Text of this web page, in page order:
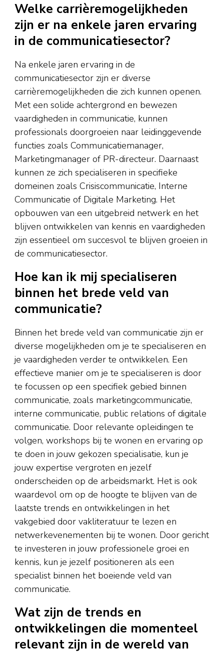
Welke carrièremogelijkheden
zijn er na enkele jaren ervaring
in de communicatiesector?
Na enkele jaren ervaring in de
communicatiesector zijn er diverse
carrièremogelijkheden die zich kunnen openen.
Met een solide achtergrond en bewezen
vaardigheden in communicatie, kunnen
professionals doorgroeien naar leidinggevende
functies zoals Communicatiemanager,
Marketingmanager of PR-directeur. Daarnaast
kunnen ze zich specialiseren in specifieke
domeinen zoals Crisiscommunicatie, Interne
Communicatie of Digitale Marketing. Het
opbouwen van een uitgebreid netwerk en het
blijven ontwikkelen van kennis en vaardigheden
zijn essentieel om succesvol te blijven groeien in
de communicatiesector.
Hoe kan ik mij specialiseren
binnen het brede veld van
communicatie?
Binnen het brede veld van communicatie zijn er
diverse mogelijkheden om je te specialiseren en
je vaardigheden verder te ontwikkelen. Een
effectieve manier om je te specialiseren is door
te focussen op een specifiek gebied binnen
communicatie, zoals marketingcommunicatie,
interne communicatie, public relations of digitale
communicatie. Door relevante opleidingen te
volgen, workshops bij te wonen en ervaring op
te doen in jouw gekozen specialisatie, kun je
jouw expertise vergroten en jezelf
onderscheiden op de arbeidsmarkt. Het is ook
waardevol om op de hoogte te blijven van de
laatste trends en ontwikkelingen in het
vakgebied door vakliteratuur te lezen en
netwerkevenementen bij te wonen. Door gericht
te investeren in jouw professionele groei en
kennis, kun je jezelf positioneren als een
specialist binnen het boeiende veld van
communicatie.
Wat zijn de trends en
ontwikkelingen die momenteel
relevant zijn in de wereld van